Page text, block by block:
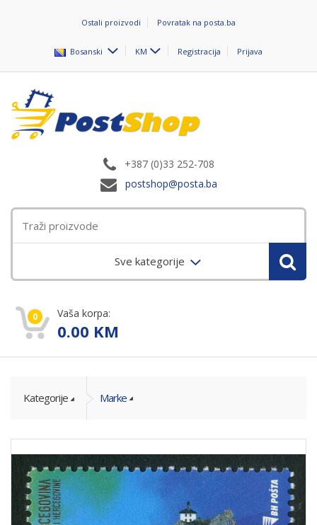
Ostali proizvodi Povratak na posta.ba
Bosanski KM Registracija Prijava
+387 (0)33 252-708
postshop@posta.ba
Sve kategorije
0 Vaša korpa:
0.00 KM
Kategorije Marke